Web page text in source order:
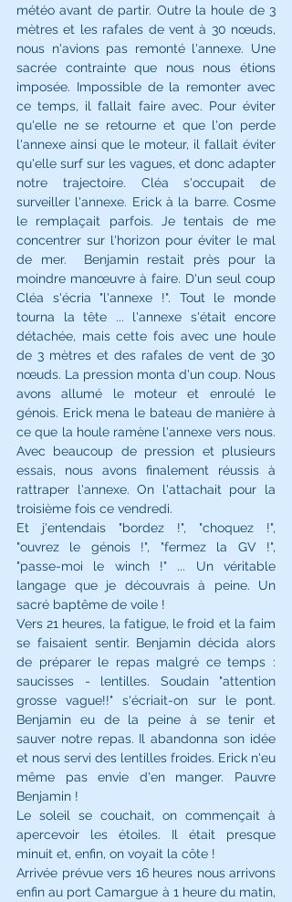
météo avant de partir. Outre la houle de 3
mètres et les rafales de vent à 30 nœuds,
nous n'avions pas remonté l'annexe. Une
sacrée contrainte que nous nous étions
imposée. Impossible de la remonter avec
ce temps, il fallait faire avec. Pour éviter
qu'elle ne se retourne et que l'on perde
l'annexe ainsi que le moteur, il fallait éviter
qu'elle surf sur les vagues, et donc adapter
notre trajectoire. Cléa s'occupait de
surveiller l'annexe. Erick à la barre. Cosme
le remplaçait parfois. Je tentais de me
concentrer sur l'horizon pour éviter le mal
de mer.  Benjamin restait près pour la
moindre manœuvre à faire. D'un seul coup
Cléa s'écria "l'annexe !". Tout le monde
tourna la tête ... l'annexe s'était encore
détachée, mais cette fois avec une houle
de 3 mètres et des rafales de vent de 30
nœuds. La pression monta d'un coup. Nous
avons allumé le moteur et enroulé le
génois. Erick mena le bateau de manière à
ce que la houle ramène l'annexe vers nous.
Avec beaucoup de pression et plusieurs
essais, nous avons finalement réussis à
rattraper l'annexe. On l'attachait pour la
troisième fois ce vendredi.
Et j'entendais "bordez !", "choquez !",
"ouvrez le génois !", "fermez la GV !",
"passe-moi le winch !" ... Un véritable
langage que je découvrais à peine. Un
sacré baptême de voile !
Vers 21 heures, la fatigue, le froid et la faim
se faisaient sentir. Benjamin décida alors
de préparer le repas malgré ce temps :
saucisses - lentilles. Soudain "attention
grosse vague!!" s'écriait-on sur le pont.
Benjamin eu de la peine à se tenir et
sauver notre repas. Il abandonna son idée
et nous servi des lentilles froides. Erick n'eu
même pas envie d'en manger. Pauvre
Benjamin !
Le soleil se couchait, on commençait à
apercevoir les étoiles. Il était presque
minuit et, enfin, on voyait la côte !
Arrivée prévue vers 16 heures nous arrivons
enfin au port Camargue à 1 heure du matin,